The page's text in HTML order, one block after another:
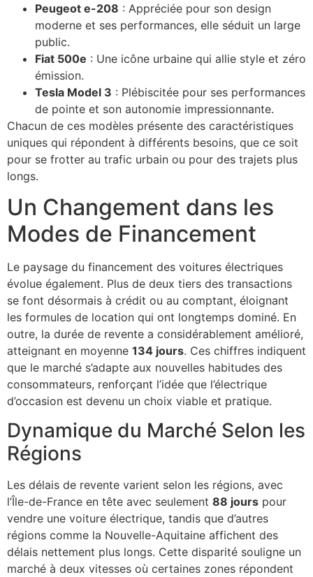
Peugeot e-208 : Appréciée pour son design
moderne et ses performances, elle séduit un large
public.
Fiat 500e : Une icône urbaine qui allie style et zéro
émission.
Tesla Model 3 : Plébiscitée pour ses performances
de pointe et son autonomie impressionnante.
Chacun de ces modèles présente des caractéristiques
uniques qui répondent à différents besoins, que ce soit
pour se frotter au trafic urbain ou pour des trajets plus
longs.
Un Changement dans les
Modes de Financement
Le paysage du financement des voitures électriques
évolue également. Plus de deux tiers des transactions
se font désormais à crédit ou au comptant, éloignant
les formules de location qui ont longtemps dominé. En
outre, la durée de revente a considérablement amélioré,
atteignant en moyenne 134 jours. Ces chiffres indiquent
que le marché s’adapte aux nouvelles habitudes des
consommateurs, renforçant l’idée que l’électrique
d’occasion est devenu un choix viable et pratique.
Dynamique du Marché Selon les
Régions
Les délais de revente varient selon les régions, avec
l’Île-de-France en tête avec seulement 88 jours pour
vendre une voiture électrique, tandis que d’autres
régions comme la Nouvelle-Aquitaine affichent des
délais nettement plus longs. Cette disparité souligne un
marché à deux vitesses où certaines zones répondent